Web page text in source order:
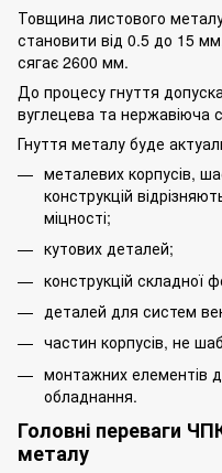
Товщина листового
становити від 0.5 до 15
сягає 2600 мм.
До процесу гнуття
вуглецева та нержавіюча
Гнуття металу буде
металевих корпусів,
конструкцій
міцності;
кутових деталей;
конструкцій складної
деталей для систем
частин корпусів, не
монтажних елементів
обладнання.
Головні переваги
металу